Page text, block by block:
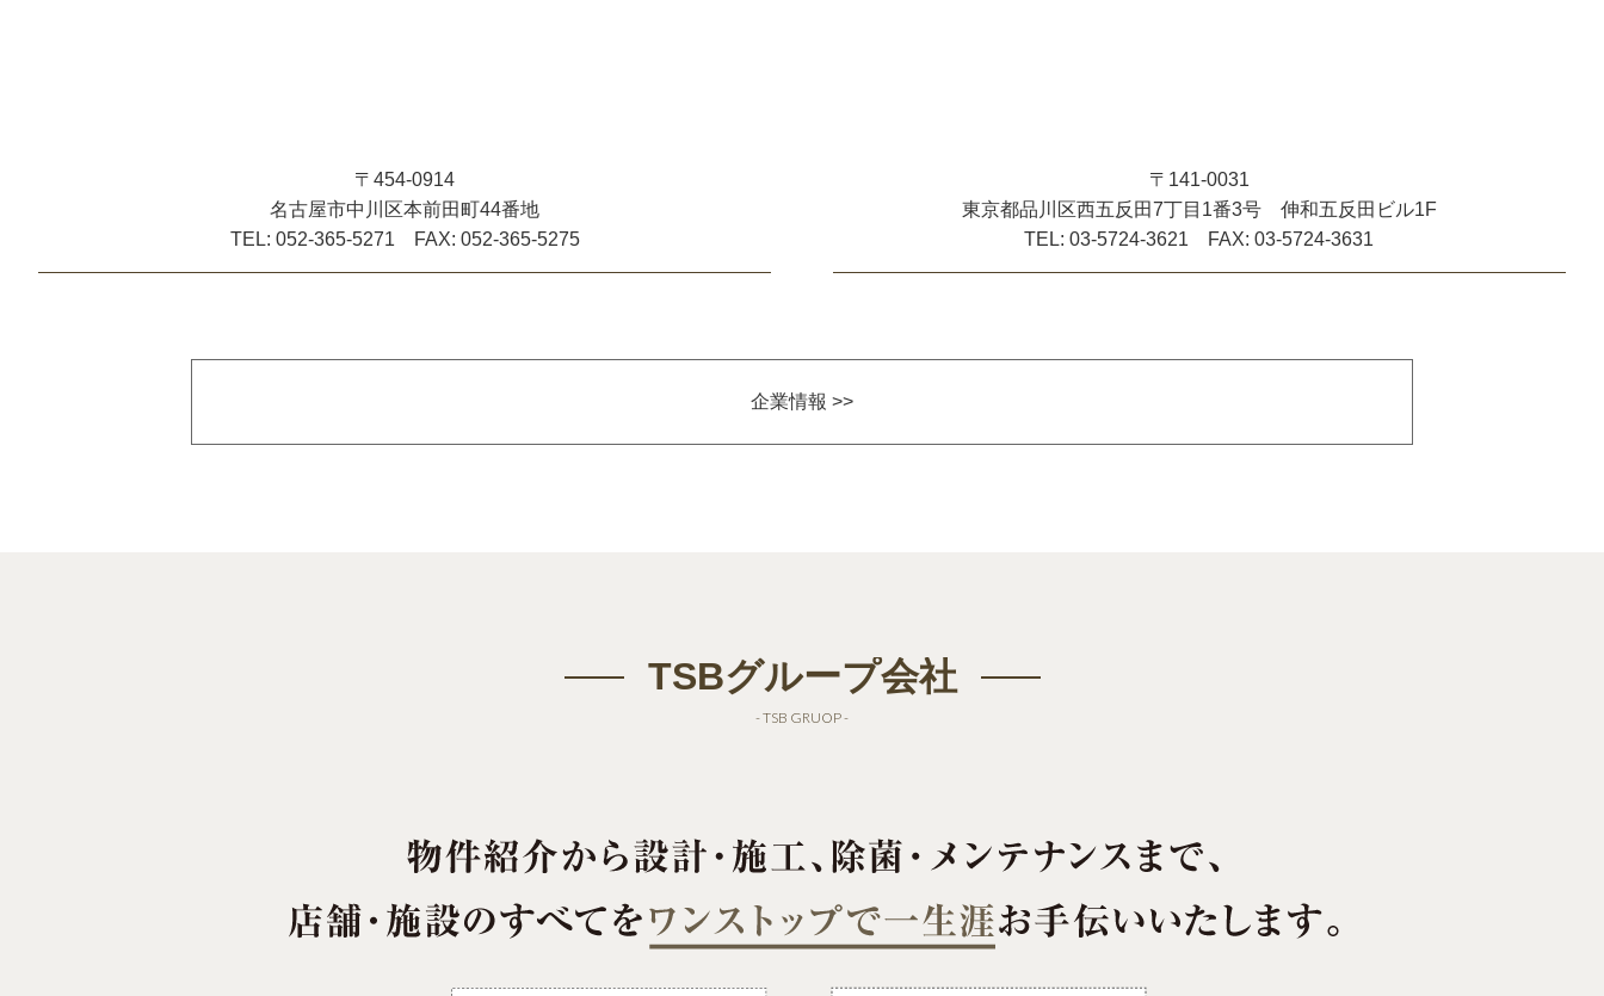
〒454-0914
名古屋市中川区本前田町44番地
TEL: 052-365-5271 FAX: 052-365-5275
〒141-0031
東京都品川区西五反田7丁目1番3号 伸和五反田ビル1F
TEL: 03-5724-3621 FAX: 03-5724-3631
企業情報 >>
TSBグループ会社
- TSB GRUOP -